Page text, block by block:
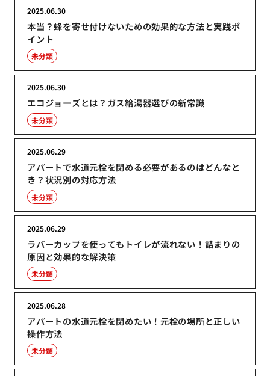
本当？蜂を寄せ付けないための効果的な方法と実践ポ
イント
2025.06.30
未分類
エコジョーズとは？ガス給湯器選びの新常識
2025.06.30
未分類
アパートで水道元栓を閉める必要があるのはどんなと
き？状況別の対応方法
2025.06.29
未分類
ラバーカップを使ってもトイレが流れない！詰まりの
原因と効果的な解決策
2025.06.29
未分類
アパートの水道元栓を閉めたい！元栓の場所と正しい
操作方法
2025.06.28
未分類